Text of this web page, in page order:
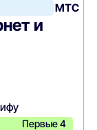
МТС
и
Первые 4